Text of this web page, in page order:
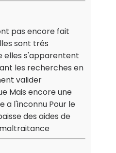
pas encore fait
sont trés
elles s'apparentent
les recherches en
valider
Mais encore une
a l'inconnu Pour le
des aides de